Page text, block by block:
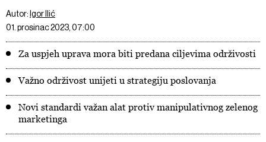
Autor: Igor Ilić
01. prosinac 2023, 07:00
Za uspjeh uprava mora biti predana ciljevima održivosti
Važno održivost unijeti u strategiju poslovanja
Novi standardi važan alat protiv manipulativnog zelenog
marketinga